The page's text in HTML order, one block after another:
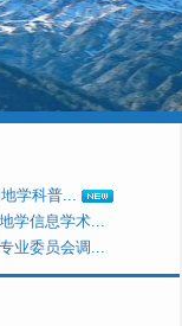
学科普...
学信息学术...
业委员会调...